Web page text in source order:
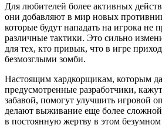
Для любителей более активных
они добавляют в мир новых
которые будут нападать на игрока не
различные тактики. Это сильно
для тех, кто привык, что в игре
безмозглыми зомби.
Настоящим хардкорщикам, которым
предусмотренные разработчики,
забавой, помогут улучшить игровой
делают выживание еще более сложной
в постоянную жертву в этом